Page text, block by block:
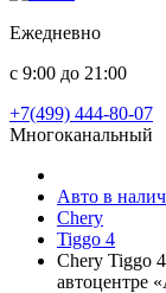
Ежедневно
с 9:00 до 21:00
+7(499) 444-80-07
Многоканальный
Авто в
Chery
Tiggo 4
Chery Tiggo
автоцентре